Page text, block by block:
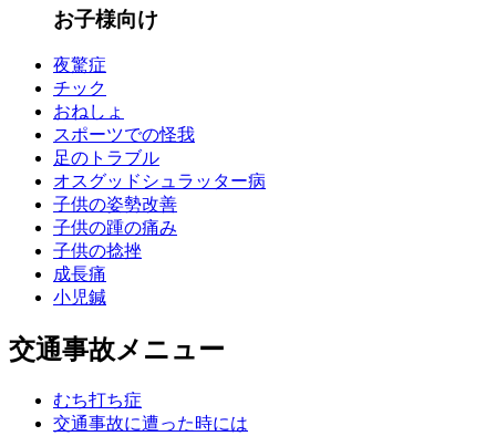
お子様向け
夜驚症
チック
おねしょ
スポーツでの怪我
足のトラブル
オスグッドシュラッター病
子供の姿勢改善
子供の踵の痛み
子供の捻挫
成長痛
小児鍼
交通事故メニュー
むち打ち症
交通事故に遭った時には